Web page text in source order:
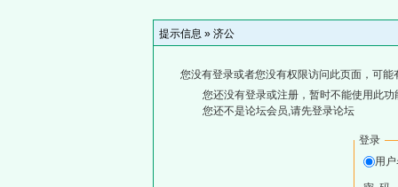
提示信息 » 济公
您没有登录或者您没有权限访问此页面，可能
您还没有登录或注册，暂时不能使用此功
您还不是论坛会员,请先登录论坛
登录
用